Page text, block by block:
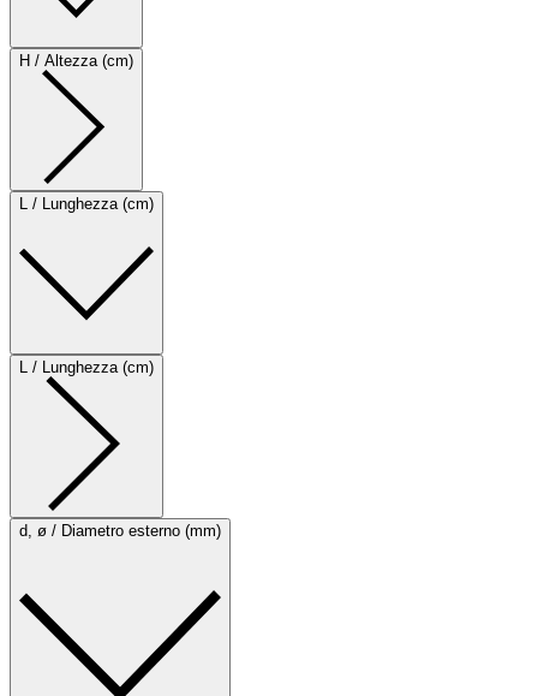
H / Altezza (cm)
L / Lunghezza (cm)
L / Lunghezza (cm)
d, ø / Diametro esterno (mm)